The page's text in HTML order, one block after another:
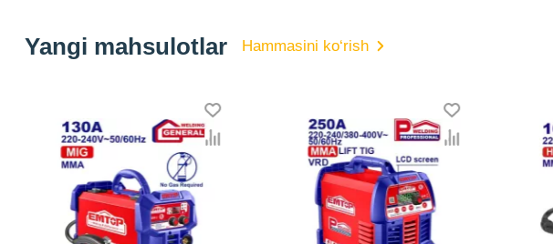
Yangi mahsulotlar Hammasini ko‘rish